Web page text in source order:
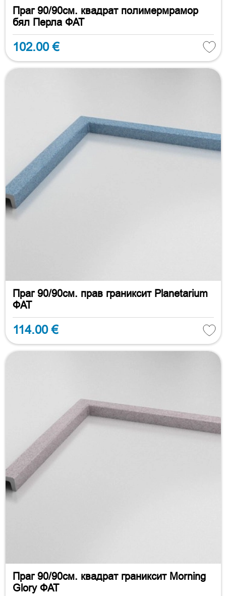
Праг 90/90см. квадрат полимермрамор
бял Перла ФАТ
102.00 €
Праг 90/90см. прав граниксит Planetarium
ФАТ
114.00 €
Праг 90/90см. квадрат граниксит Morning
Glory ФАТ